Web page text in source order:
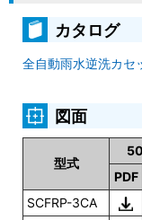
カタログ
全自動雨水逆洗カセ
図面
型式
PDF
SCFRP-3CA